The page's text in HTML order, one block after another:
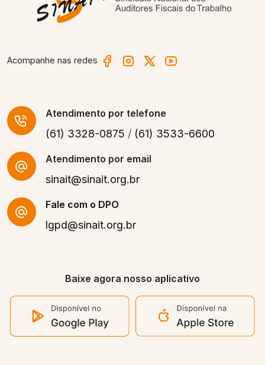
Acompanhe nas redes
Atendimento por telefone
(61) 3328-0875 / (61) 3533-6600
Atendimento por email
sinait@sinait.org.br
Fale com o DPO
lgpd@sinait.org.br
Baixe agora nosso aplicativo